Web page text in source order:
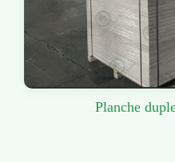
Planche